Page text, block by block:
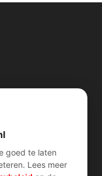
en distributeur van
goed te laten
Lees meer